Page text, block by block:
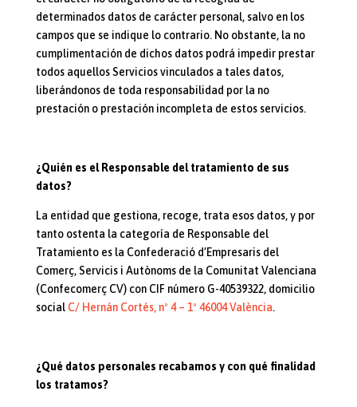
determinados datos de carácter personal, salvo en los
campos que se indique lo contrario. No obstante, la no
cumplimentación de dichos datos podrá impedir prestar
todos aquellos Servicios vinculados a tales datos,
liberándonos de toda responsabilidad por la no
prestación o prestación incompleta de estos servicios.
¿Quién es el Responsable del tratamiento de sus
datos?
La entidad que gestiona, recoge, trata esos datos, y por
tanto ostenta la categoría de Responsable del
Tratamiento es la Confederació d’Empresaris del
Comerç, Servicis i Autònoms de la Comunitat Valenciana
(Confecomerç CV) con CIF número G-40539322, domicilio
social C/ Hernán Cortés, nº 4 – 1º 46004 València.
¿Qué datos personales recabamos y con qué finalidad
los tratamos?